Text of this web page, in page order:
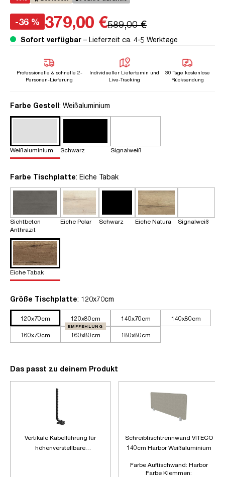
-36 % 379,00 €589,00 €
Sofort verfügbar – Lieferzeit ca. 4-5 Werktage
Professionelle & schnelle 2-
Personen-Lieferung
Individueller Liefertemin und
Live-Tracking
30 Tage kostenlose
Rücksendung
Farbe Gestellauswählen
: Weißaluminium
Weißaluminium Schwarz Signalweiß
Farbe Tischplatteauswählen
: Eiche Tabak
Sichtbeton
Anthrazit
Eiche Polar Schwarz Eiche Natura Signalweiß
Eiche Tabak
Größe Tischplatteauswählen
: 120x70cm
120x70cm 120x80cm 140x70cm 140x80cm
160x70cm 160x80cm
EMPFEHLUNG
180x80cm
Das passt zu deinem Produkt
Vertikale Kabelführung für
höhenverstellbare
Schreibtischtrennwand VITECO
140cm Harbor Weißaluminium
Farbe Auftischwand: Harbor
Farbe Klemmen: